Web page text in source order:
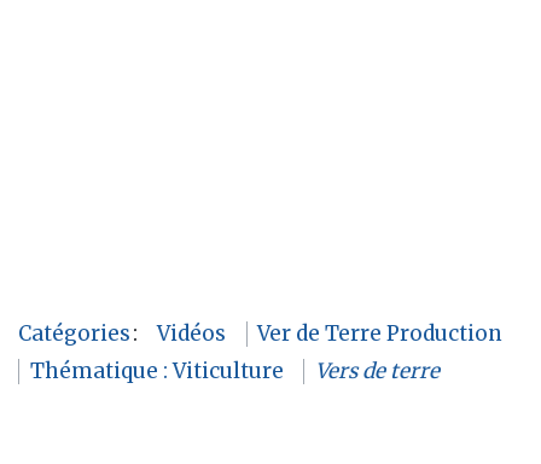
Catégories: Vidéos
Ver de Terre Production
Thématique : Viticulture
Vers de terre